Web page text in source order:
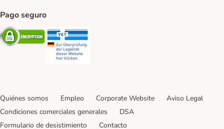
Pago seguro
Security
Quiénes somos Empleo Corporate Website
Aviso Legal
Condiciones comerciales generales
DSA
Formulario de desistimiento
Contacto